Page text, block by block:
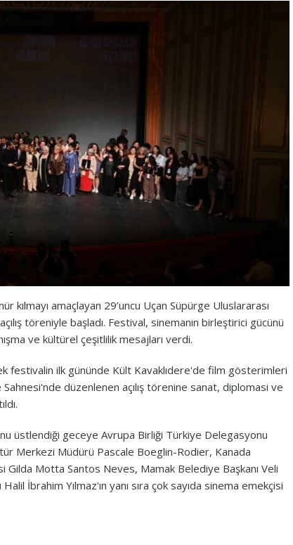
kılmayı amaçlayan 29’uncu Uçan Süpürge Uluslararası
töreniyle başladı. Festival, sinemanın birleştirici gücünü
ve kültürel çeşitlilik mesajları verdi.
festivalin ilk gününde Kült Kavaklıdere'de film gösterimleri
düzenlenen açılış törenine sanat, diplomasi ve
üstlendiği geceye Avrupa Birliği Türkiye Delegasyonu
Merkezi Müdürü Pascale Boeglin-Rodier, Kanada
Gilda Motta Santos Neves, Mamak Belediye Başkanı Veli
İbrahim Yılmaz'ın yanı sıra çok sayıda sinema emekçisi